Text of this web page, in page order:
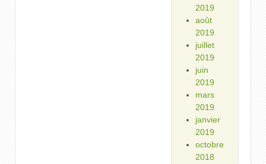
2019
août
2019
juillet
2019
juin
2019
mars
2019
janvier
2019
octobre
2018